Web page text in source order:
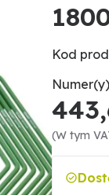
Kod
(W tym